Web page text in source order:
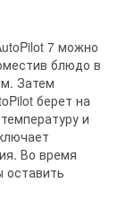
7 можно
блюдо в
Затем
берет на
и
Во время
оставить